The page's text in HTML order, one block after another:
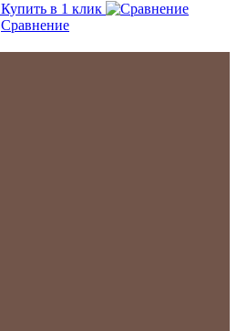
Купить в 1 клик
Сравнение